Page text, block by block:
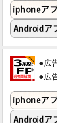
●広
●広